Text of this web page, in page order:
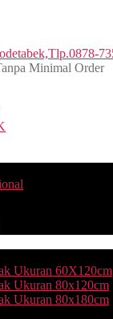
Minimal Order
Ukuran 60X120cm
Ukuran 80x120cm
Ukuran 80x180cm